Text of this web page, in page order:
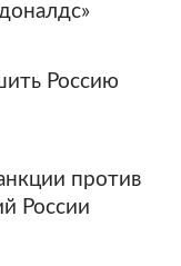
Россию
против
России